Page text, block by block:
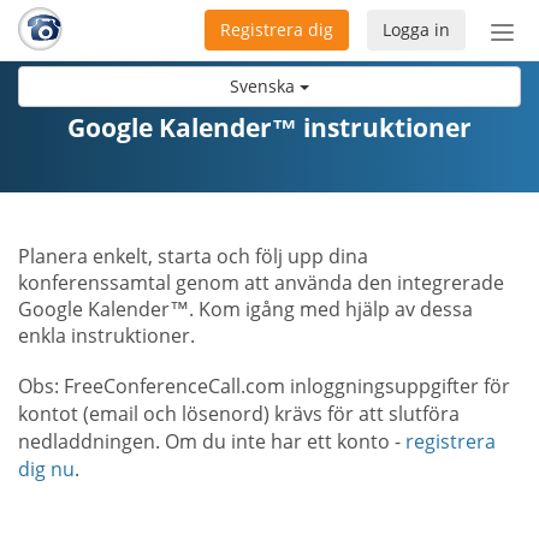
Svenska
Logga in
Registrera dig
Google Kalender™ instruktioner
Planera enkelt, starta och följ upp dina
konferenssamtal genom att använda den integrerade
Google Kalender™. Kom igång med hjälp av dessa
enkla instruktioner.
Obs: FreeConferenceCall.com inloggningsuppgifter för
kontot (email och lösenord) krävs för att slutföra
nedladdningen. Om du inte har ett konto - registrera
dig nu.